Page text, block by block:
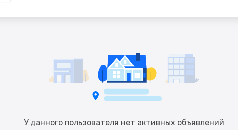
У данного пользователя нет активных объявлений